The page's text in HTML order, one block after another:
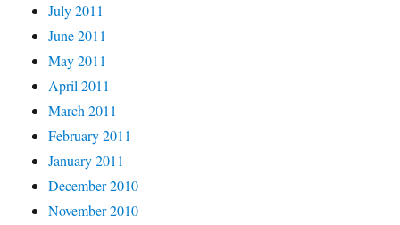
July 2011
June 2011
May 2011
April 2011
March 2011
February 2011
January 2011
December 2010
November 2010